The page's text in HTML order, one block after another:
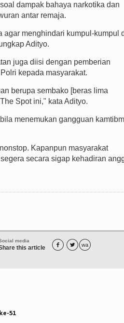
dampak bahaya narkotika dan
antar remaja.
agar menghindari kumpul-kumpul
Adityo.
juga diisi dengan pemberian
kepada masyarakat.
berupa sembako [beras lima
Spot ini," kata Adityo.
menemukan gangguan
Kapanpun masyarakat
secara sigap kehadiran
media
this article   wa
51